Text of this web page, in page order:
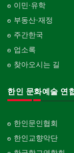
Carpet Cleaning
판촉물
gifts for events
프랜차이즈
Franchise
Piano Tuning/Sale
현금인출기
ATM
Wall Paper/Paint
가라지/그라지/차고
Garage Door
건축 엔지니어
Engineering
Architectural
피트니스/헬스
Fitness
산후조리서비스
동창회-대학교
Alumni University
동창회-중·고등학교
Alumni Middle·High
단체-협회
단체-스포츠
Organization-Sports
단체-음악/미술
Organization-Music/
이민·유학
부동산·재정
주간한국
업소록
찾아오시는 길
한인 문화예술 연
한인문인협회
한인교향악단